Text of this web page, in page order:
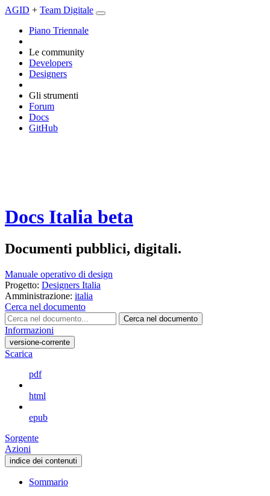
AGID + Team Digitale
Piano Triennale
Le community
Developers
Designers
Gli strumenti
Forum
Docs
GitHub
Docs Italia beta
Documenti pubblici, digitali.
Manuale operativo di design
Progetto: Designers Italia
Amministrazione: italia
Cerca nel documento
Cerca nel documento
Informazioni
versione-corrente
Scarica
pdf
html
epub
Sorgente
Azioni
indice dei contenuti
Sommario